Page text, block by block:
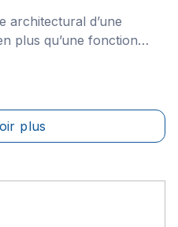
architectural d’une
plus qu’une fonction
lorsque la température
plus